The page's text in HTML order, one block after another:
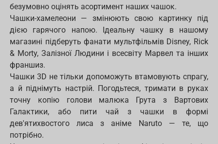
безумовно оцінять асортимент наших чашок.
Чашки-хамелеони — змінюють свою картинку під
дією гарячого напою. Ідеальну чашку в нашому
магазині підберуть фанати мультфільмів Disney, Rick
& Morty, Залізної Людини і всесвіту Марвел та інших
франшиз.
Чашки 3D не тільки допоможуть втамовують спрагу,
а й піднімуть настрій. Погодьтеся, тримати в руках
точну копію голови малюка Грута з Вартових
Галактики, або пити чай з чашки в формі
дев'ятихвостого лиса з аніме Naruto — те, що
потрібно.